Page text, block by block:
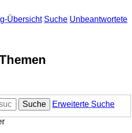
Übersicht Suche Unbeantwortete
Suche
Erweiterte Suche